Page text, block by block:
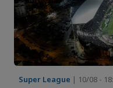
Super League | 10/08 -